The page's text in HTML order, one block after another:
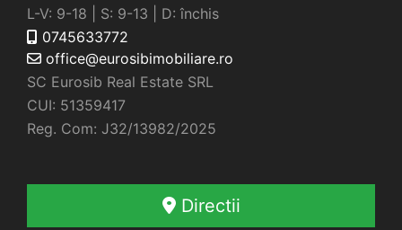
L-V: 9-18 | S: 9-13 | D: închis
0745633772
office@eurosibimobiliare.ro
SC Eurosib Real Estate SRL
CUI: 51359417
Reg. Com: J32/13982/2025
Directii